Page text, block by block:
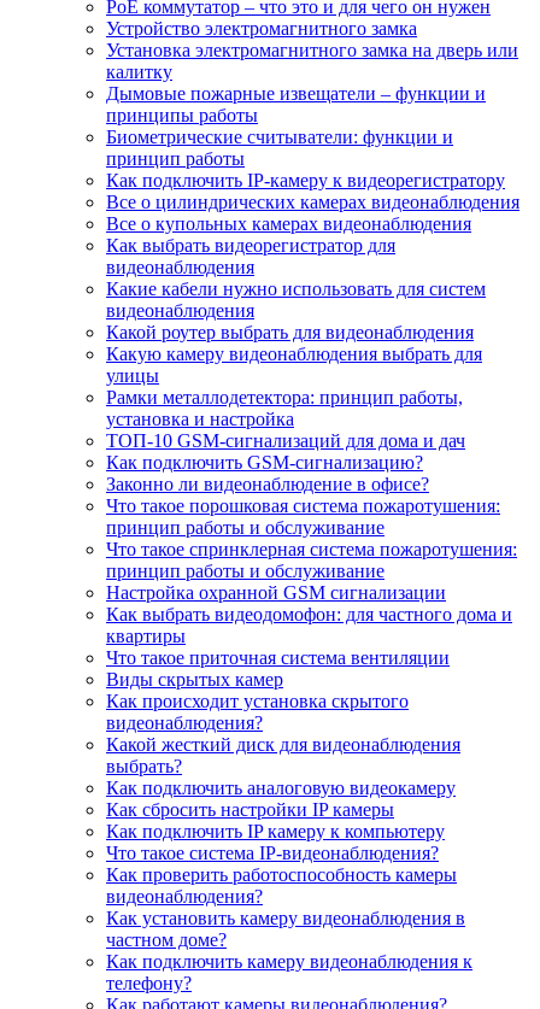
PoE коммутатор – что это и для чего он нужен
Устройство электромагнитного замка
Установка электромагнитного замка на дверь или
калитку
Дымовые пожарные извещатели – функции и
принципы работы
Биометрические считыватели: функции и
принцип работы
Как подключить IP-камеру к видеорегистратору
Все о цилиндрических камерах видеонаблюдения
Все о купольных камерах видеонаблюдения
Как выбрать видеорегистратор для
видеонаблюдения
Какие кабели нужно использовать для систем
видеонаблюдения
Какой роутер выбрать для видеонаблюдения
Какую камеру видеонаблюдения выбрать для
улицы
Рамки металлодетектора: принцип работы,
установка и настройка
ТОП-10 GSM-сигнализаций для дома и дач
Как подключить GSM-сигнализацию?
Законно ли видеонаблюдение в офисе?
Что такое порошковая система пожаротушения:
принцип работы и обслуживание
Что такое спринклерная система пожаротушения:
принцип работы и обслуживание
Настройка охранной GSM сигнализации
Как выбрать видеодомофон: для частного дома и
квартиры
Что такое приточная система вентиляции
Виды скрытых камер
Как происходит установка скрытого
видеонаблюдения?
Какой жесткий диск для видеонаблюдения
выбрать?
Как подключить аналоговую видеокамеру
Как сбросить настройки IP камеры
Как подключить IP камеру к компьютеру
Что такое система IP-видеонаблюдения?
Как проверить работоспособность камеры
видеонаблюдения?
Как установить камеру видеонаблюдения в
частном доме?
Как подключить камеру видеонаблюдения к
телефону?
Как работают камеры видеонаблюдения?